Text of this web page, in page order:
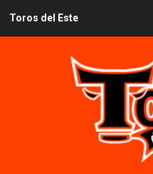
Toros del Este